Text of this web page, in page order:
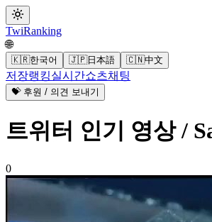
TwiRanking
🌐
🇰🇷한국어 🇯🇵日本語 🇨🇳中文
저장랭킹실시간쇼츠채팅
💝 후원 / 의견 보내기
트위터 인기 영상 /
0